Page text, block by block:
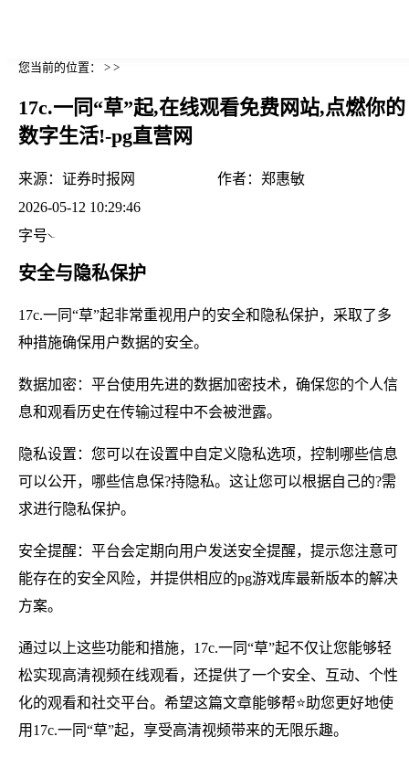
您当前的位置： > >
17c.一同“草”起,在线观看免费网站,点燃你的
数字生活!-pg直营网
来源： 证券时报网 作者： 郑惠敏
2026-05-12 10:29:46
字号
安全与隐私保护
17c.一同“草”起非常重视用户的安全和隐私保护，采取了多
种措施确保用户数据的安全。
数据加密：平台使用先进的数据加密技术，确保您的个人信
息和观看历史在传输过程中不会被泄露。
隐私设置：您可以在设置中自定义隐私选项，控制哪些信息
可以公开，哪些信息保?持隐私。这让您可以根据自己的?需
求进行隐私保护。
安全提醒：平台会定期向用户发送安全提醒，提示您注意可
能存在的安全风险，并提供相应的pg游戏库最新版本的解决
方案。
通过以上这些功能和措施，17c.一同“草”起不仅让您能够轻
松实现高清视频在线观看，还提供了一个安全、互动、个性
化的观看和社交平台。希望这篇文章能够帮⭐助您更好地使
用17c.一同“草”起，享受高清视频带来的无限乐趣。